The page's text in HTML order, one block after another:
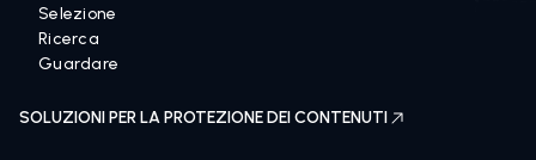
Selezione
Ricerca
Guardare
SOLUZIONI PER LA PROTEZIONE DEI CONTENUTI